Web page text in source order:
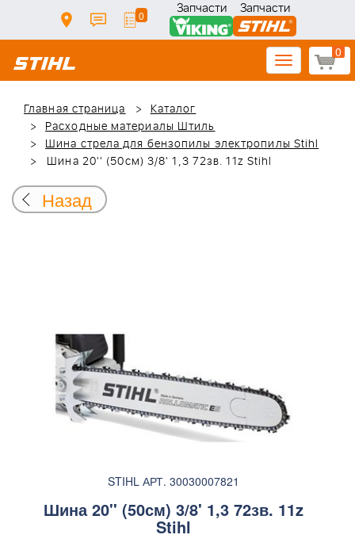
0 Запчасти Запчасти
0
Toggle
navigation
Главная страница
Каталог
Расходные материалы Штиль
Шина стрела для бензопилы электропилы Stihl
Шина 20'' (50см) 3/8' 1,3 72зв. 11z Stihl
Назад
STIHL АРТ. 30030007821
Шина 20'' (50см) 3/8' 1,3 72зв. 11z
Stihl